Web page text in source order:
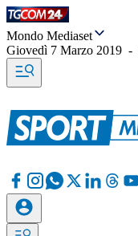
Mondo Mediaset
Giovedì 7 Marzo 2019 -